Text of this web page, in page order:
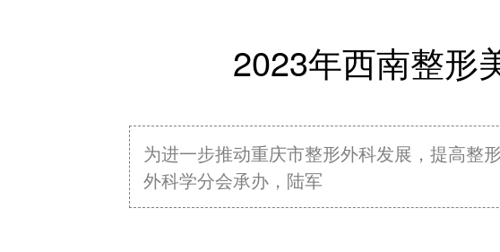
2023年西南整形
为进一步推动重庆市整形外科发展，提高整
外科学分会承办，陆军